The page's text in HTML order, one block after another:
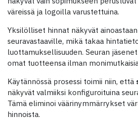
väreissä ja logoilla varustettuina.
Yksilölliset hinnat näkyvät
seuravastaaville, mikä takaa
luottamuksellisuuden. Seuran
omat tuotteensa ilman
Käytännössä prosessi toimii niin, että
näkyvät valmiiksi konfiguroituina
Tämä eliminoi väärinymmärrykset
hinnoista.